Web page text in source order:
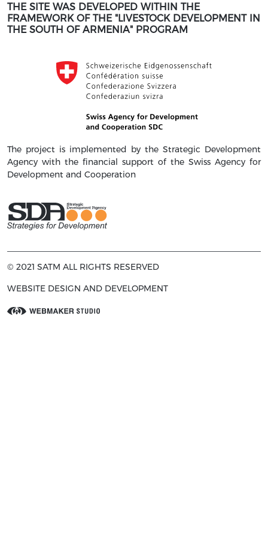
THE SITE WAS DEVELOPED WITHIN THE
FRAMEWORK OF THE "LIVESTOCK DEVELOPMENT IN
THE SOUTH OF ARMENIA" PROGRAM
The project is implemented by the Strategic Development
Agency with the financial support of the Swiss Agency for
Development and Cooperation
© 2021 SATM ALL RIGHTS RESERVED
WEBSITE DESIGN AND DEVELOPMENT